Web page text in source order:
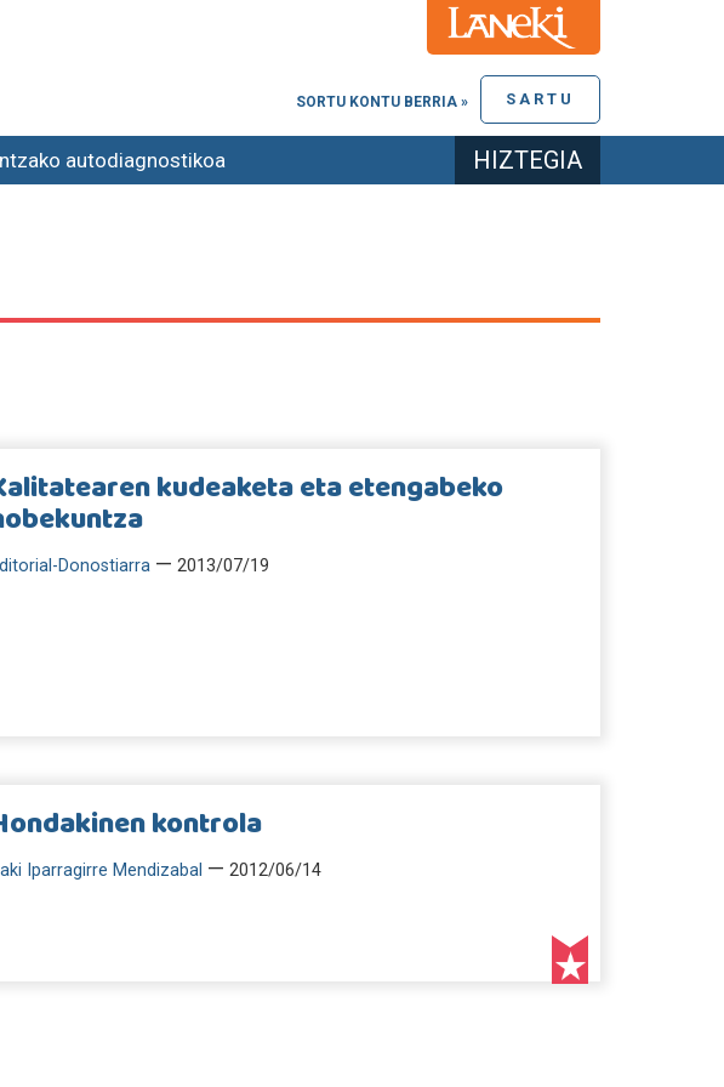
SARTU
SORTU KONTU BERRIA »
autodiagnostikoa HIZTEGIA
kudeaketa eta etengabeko
Donostiarra — 2013/07/19
kontrola
Iparragirre Mendizabal — 2012/06/14